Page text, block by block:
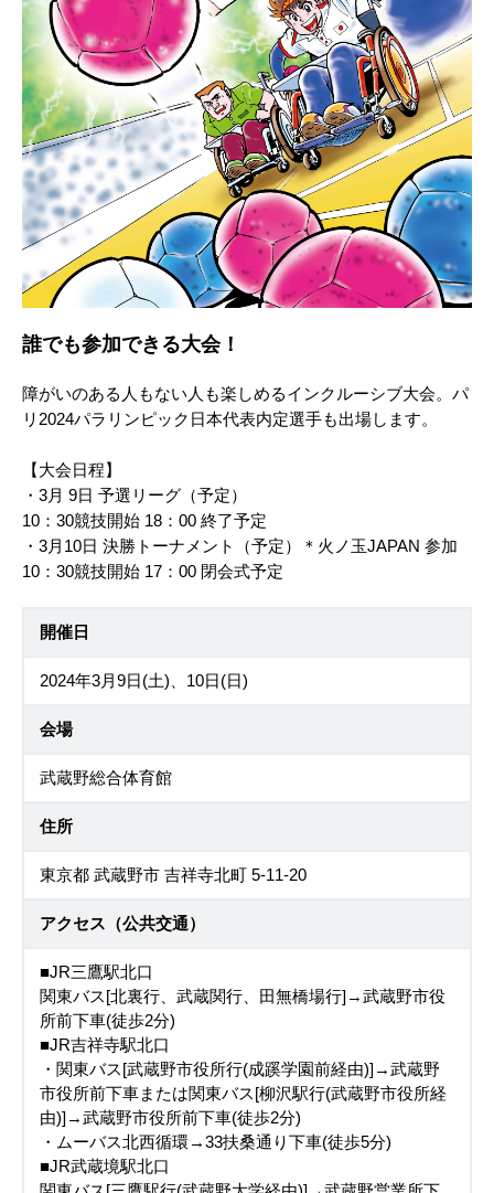
誰でも参加できる大会！
障がいのある人もない人も楽しめるインクルーシブ大会。パ
リ2024パラリンピック日本代表内定選手も出場します。
【大会日程】
・3月 9日 予選リーグ（予定）
10：30競技開始 18：00 終了予定
・3月10日 決勝トーナメント（予定）＊火ノ玉JAPAN 参加
10：30競技開始 17：00 閉会式予定
開催日
2024年3月9日(土)、10日(日)
会場
武蔵野総合体育館
住所
東京都 武蔵野市 吉祥寺北町 5-11-20
アクセス（公共交通）
■JR三鷹駅北口
関東バス[北裏行、武蔵関行、田無橋場行]→武蔵野市役
所前下車(徒歩2分)
■JR吉祥寺駅北口
・関東バス[武蔵野市役所行(成蹊学園前経由)]→武蔵野
市役所前下車または関東バス[柳沢駅行(武蔵野市役所経
由)]→武蔵野市役所前下車(徒歩2分)
・ムーバス北西循環→33扶桑通り下車(徒歩5分)
■JR武蔵境駅北口